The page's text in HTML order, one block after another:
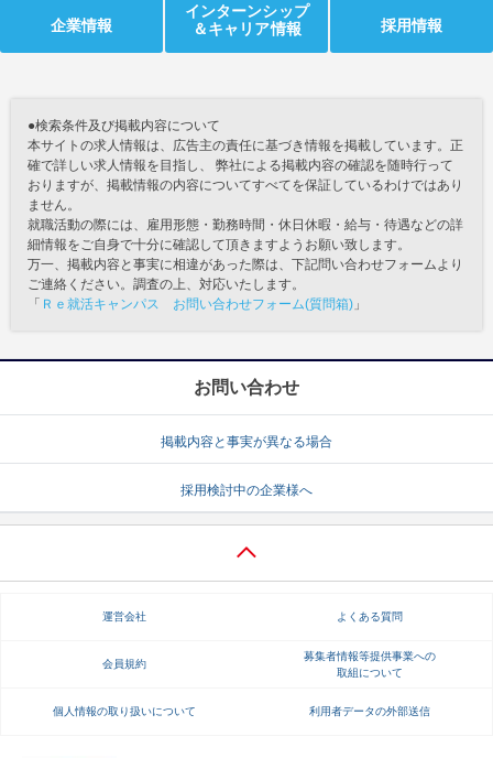
企業情報
インターンシップ
＆キャリア情報
採用情報
●検索条件及び掲載内容について
本サイトの求人情報は、広告主の責任に基づき情報を掲載しています。正
確で詳しい求人情報を目指し、 弊社による掲載内容の確認を随時行って
おりますが、掲載情報の内容についてすべてを保証しているわけではあり
ません。
就職活動の際には、雇用形態・勤務時間・休日休暇・給与・待遇などの詳
細情報をご自身で十分に確認して頂きますようお願い致します。
万一、掲載内容と事実に相違があった際は、下記問い合わせフォームより
ご連絡ください。調査の上、対応いたします。
「 Ｒｅ就活キャンパス お問い合わせフォーム(質問箱) 」
お問い合わせ
掲載内容と事実が異なる場合
採用検討中の企業様へ
運営会社 よくある質問
会員規約
募集者情報等提供事業への
取組について
個人情報の取り扱いについて 利用者データの外部送信